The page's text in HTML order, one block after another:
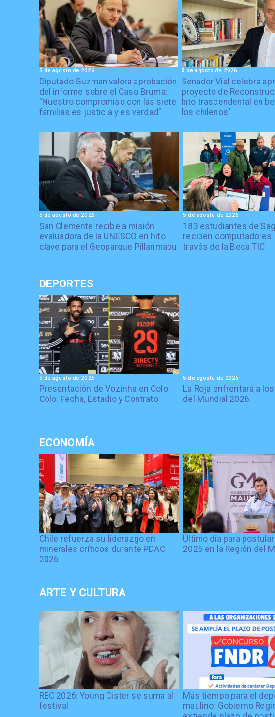
Diputado Guzmán valora aprobación
del informe sobre el Caso Bruma:
"Nuestro compromiso con las siete
familias es justicia y es verdad"
5 de agosto de 2026
Senador Vial celebra
proyecto de
hito trascendental en
los chilenos"
5 de agosto de 2026
San Clemente recibe a misión
evaluadora de la UNESCO en hito
clave para el Geoparque Pillanmapu
5 de agosto de 2026
183 estudiantes de
reciben computadores
través de la Beca TIC
5 de agosto de 2026
DEPORTES
Presentación de Vozinha en Colo
Colo: Fecha, Estadio y Contrato
5 de agosto de 2026
La Roja enfrentará a
del Mundial 2026
5 de agosto de 2026
ECONOMÍA
Chile refuerza su liderazgo en
minerales críticos durante PDAC
2026
Último día para postular
2026 en la Región del
ARTE Y CULTURA
REC 2026: Young Cister se suma al
festival
Más tiempo para el
maulino: Gobierno